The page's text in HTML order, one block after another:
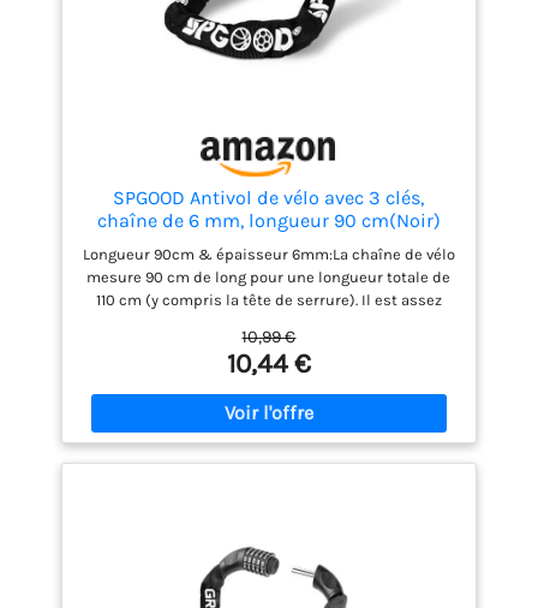
SPGOOD Antivol de vélo avec 3 clés,
chaîne de 6 mm, longueur 90 cm(Noir)
Longueur 90cm & épaisseur 6mm:La chaîne de vélo
mesure 90 cm de long pour une longueur totale de
110 cm (y compris la tête de serrure). Il est assez
faite d'acier spécial trempé avec une épaisseur de 6
mm, ce qui permet d'éviter le cisaillement et le vol.
Couvre tissu en nylon de haute qualité:La gaine en
tissu de la chaîne de vélo est faite de matériau en
nylon durci, ce qui peut non seulement protéger
contre les rayons UV et prolonger la durée de vie de
imperméable à l'eau est conçu à l'embouchure de la
serrure de la chaîne de vélo pour empêcher la pluie
et la neige d'entrer dans le cylindre de serrure et
10,99 €
10,44 €